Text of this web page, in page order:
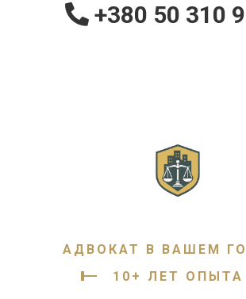
+380 50 310
АДВОКАТ В ВАШЕМ
10+ ЛЕТ ОПЫТА